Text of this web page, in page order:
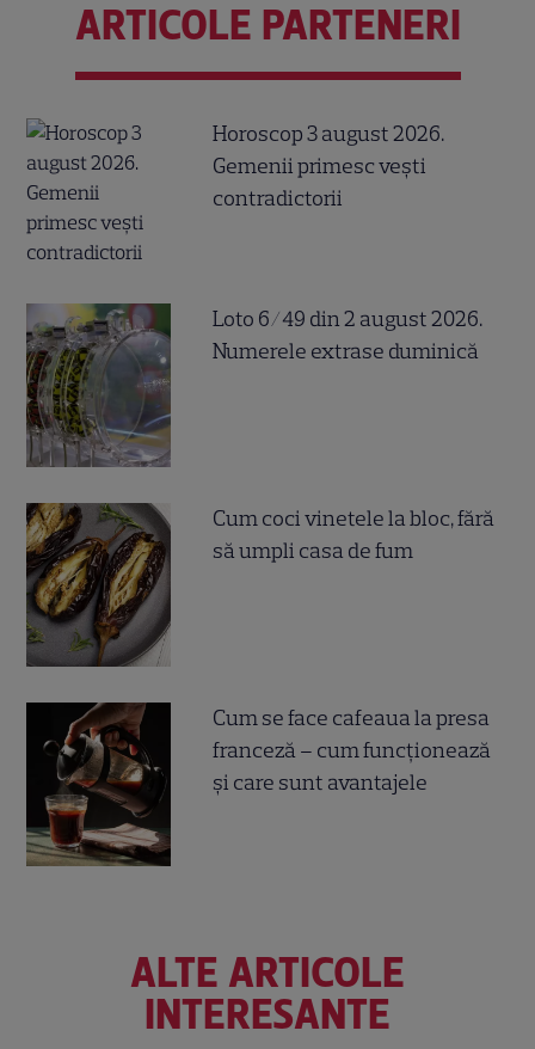
ARTICOLE PARTENERI
Horoscop 3 august 2026.
Gemenii primesc vești
contradictorii
Loto 6/49 din 2 august 2026.
Numerele extrase duminică
Cum coci vinetele la bloc, fără
să umpli casa de fum
Cum se face cafeaua la presa
franceză – cum funcționează
și care sunt avantajele
ALTE ARTICOLE
INTERESANTE